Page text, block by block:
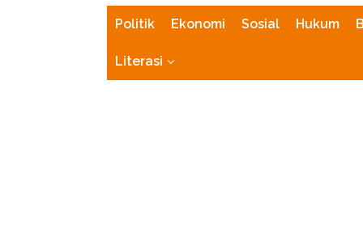
Politik Ekonomi Sosial Hukum
Literasi